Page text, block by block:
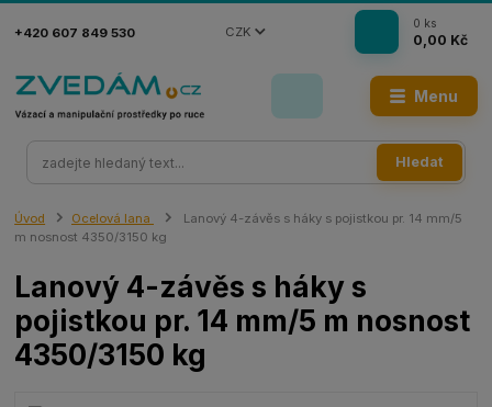
Menu
CZK
Hledat
+420 607 849 530
0 ks
0,00 Kč
Úvod Ocelová lana
Lanový 4-závěs s háky s pojistkou pr. 14 mm/5
m nosnost 4350/3150 kg
Lanový 4-závěs s háky s
pojistkou pr. 14 mm/5 m nosnost
4350/3150 kg